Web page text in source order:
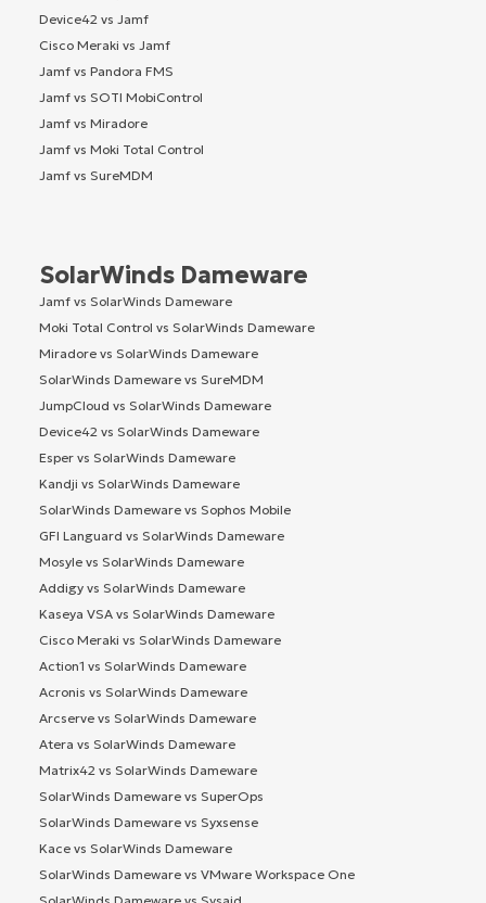
Device42 vs Jamf
Cisco Meraki vs Jamf
Jamf vs Pandora FMS
Jamf vs SOTI MobiControl
Jamf vs Miradore
Jamf vs Moki Total Control
Jamf vs SureMDM
SolarWinds Dameware
Jamf vs SolarWinds Dameware
Moki Total Control vs SolarWinds Dameware
Miradore vs SolarWinds Dameware
SolarWinds Dameware vs SureMDM
JumpCloud vs SolarWinds Dameware
Device42 vs SolarWinds Dameware
Esper vs SolarWinds Dameware
Kandji vs SolarWinds Dameware
SolarWinds Dameware vs Sophos Mobile
GFI Languard vs SolarWinds Dameware
Mosyle vs SolarWinds Dameware
Addigy vs SolarWinds Dameware
Kaseya VSA vs SolarWinds Dameware
Cisco Meraki vs SolarWinds Dameware
Action1 vs SolarWinds Dameware
Acronis vs SolarWinds Dameware
Arcserve vs SolarWinds Dameware
Atera vs SolarWinds Dameware
Matrix42 vs SolarWinds Dameware
SolarWinds Dameware vs SuperOps
SolarWinds Dameware vs Syxsense
Kace vs SolarWinds Dameware
SolarWinds Dameware vs VMware Workspace One